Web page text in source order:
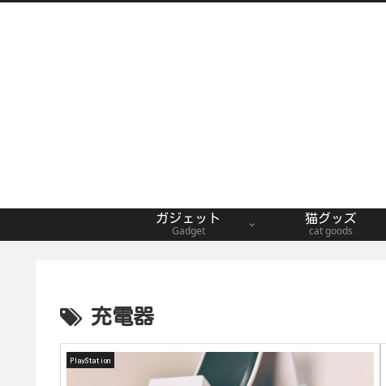
ガジェット
Gadget
猫グッズ
cat goods
充電器
PlayStation